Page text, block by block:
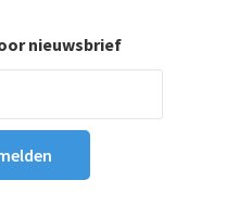
nieuwsbrief